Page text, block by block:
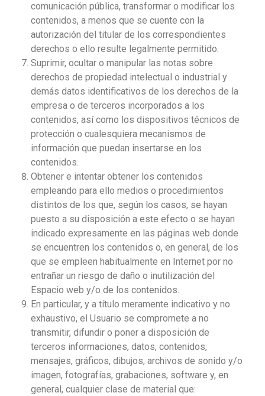
comunicación pública, transformar o modificar los
contenidos, a menos que se cuente con la
autorización del titular de los correspondientes
derechos o ello resulte legalmente permitido.
Suprimir, ocultar o manipular las notas sobre
derechos de propiedad intelectual o industrial y
demás datos identificativos de los derechos de la
empresa o de terceros incorporados a los
contenidos, así como los dispositivos técnicos de
protección o cualesquiera mecanismos de
información que puedan insertarse en los
contenidos.
Obtener e intentar obtener los contenidos
empleando para ello medios o procedimientos
distintos de los que, según los casos, se hayan
puesto a su disposición a este efecto o se hayan
indicado expresamente en las páginas web donde
se encuentren los contenidos o, en general, de los
que se empleen habitualmente en Internet por no
entrañar un riesgo de daño o inutilización del
Espacio web y/o de los contenidos.
En particular, y a título meramente indicativo y no
exhaustivo, el Usuario se compromete a no
transmitir, difundir o poner a disposición de
terceros informaciones, datos, contenidos,
mensajes, gráficos, dibujos, archivos de sonido y/o
imagen, fotografías, grabaciones, software y, en
general, cualquier clase de material que: